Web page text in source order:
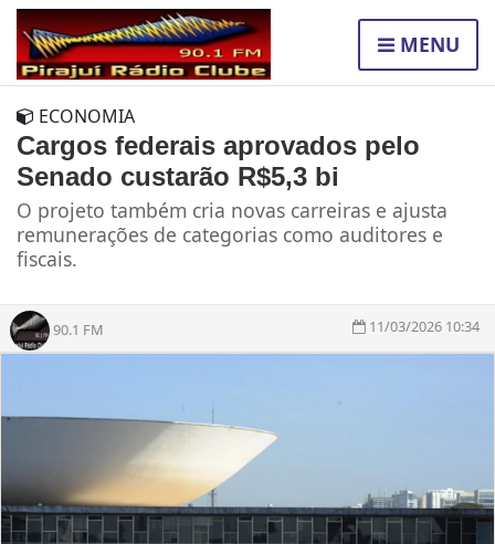
MENU
ECONOMIA
Cargos federais aprovados pelo
Senado custarão R$5,3 bi
O projeto também cria novas carreiras e ajusta
remunerações de categorias como auditores e
fiscais.
90.1 FM 11/03/2026 10:34